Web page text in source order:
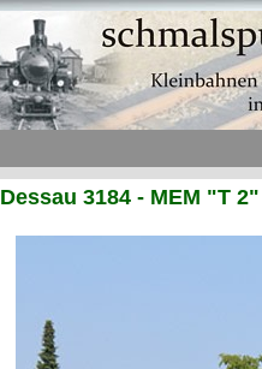
Dessau 3184 - MEM "T 2"